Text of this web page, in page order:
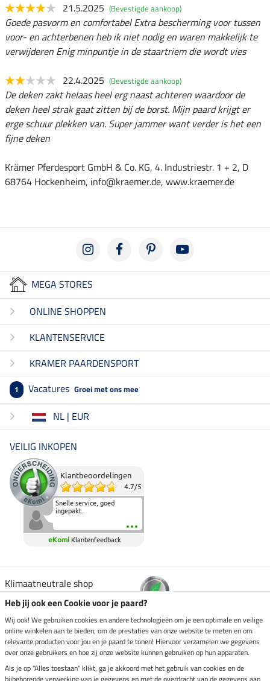
21.5.2025 (Bevestigde aankoop)
Goede pasvorm en comfortabel Extra bescherming voor tussen
voor- en achterbenen heb ik niet nodig en waren makkelijk te
verwijderen Enig minpuntje in de staartriem die wordt vies
22.4.2025 (Bevestigde aankoop)
De deken zakt helaas heel erg naast achteren waardoor de
deken heel strak gaat zitten bij de borst. Mijn paard krijgt er
erge schuur plekken van. Super jammer want verder is het een
fijne deken
Krämer Pferdesport GmbH & Co. KG, 4. Industriestr. 1 + 2, D
68764 Hockenheim, info@kraemer.de, www.kraemer.de
MEGA STORES
ONLINE SHOPPEN
KLANTENSERVICE
KRAMER PAARDENSPORT
1 Vacatures Groei met ons mee
NL | EUR
VEILIG INKOPEN
Klantbeoordelingen
4.7/5
Snelle service, goed
ingepakt.
eKomi Klantenfeedback
Klimaatneutrale shop
Verzending per
Veilig betalen met
Heb jij ook een Cookie voor je paard?
Wij ook! We gebruiken cookies en andere technologieën om je een optimale en veilige
online winkelen aan te bieden, om de prestaties van onze website te meten en om
relevante producten voor jou en je paard te tonen! Hiervoor verzamelen we gegevens
over onze gebruikers en hoe zij onze website kunnen gebruiken op hun apparaten.
Als je op "Alles toestaan" klikt, ga je akkoord met het gebruik van cookies en de